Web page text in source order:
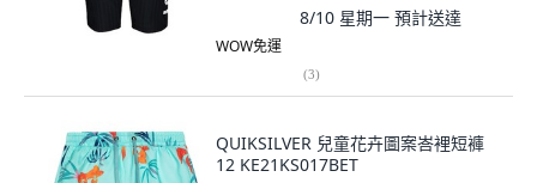
8/10 星期一 預計送達
WOW免運
(3)
QUIKSILVER 兒童花卉圖案峇裡短褲
12 KE21KS017BET